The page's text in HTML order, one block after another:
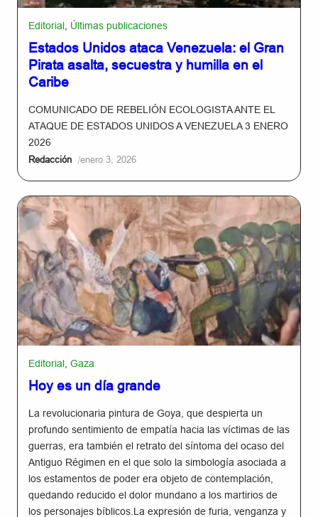
Editorial Últimas publicaciones
Estados Unidos ataca Venezuela: el Gran
Pirata asalta, secuestra y humilla en el
Caribe
COMUNICADO DE REBELIÓN ECOLOGISTA ANTE EL
ATAQUE DE ESTADOS UNIDOS A VENEZUELA 3 ENERO
2026
Redacción /enero 3, 2026
Editorial Gaza
Hoy es un día grande
La revolucionaria pintura de Goya, que despierta un
profundo sentimiento de empatía hacia las víctimas de las
guerras, era también el retrato del síntoma del ocaso del
Antiguo Régimen en el que solo la simbología asociada a
los estamentos de poder era objeto de contemplación,
quedando reducido el dolor mundano a los martirios de
los personajes bíblicos.La expresión de furia, venganza y